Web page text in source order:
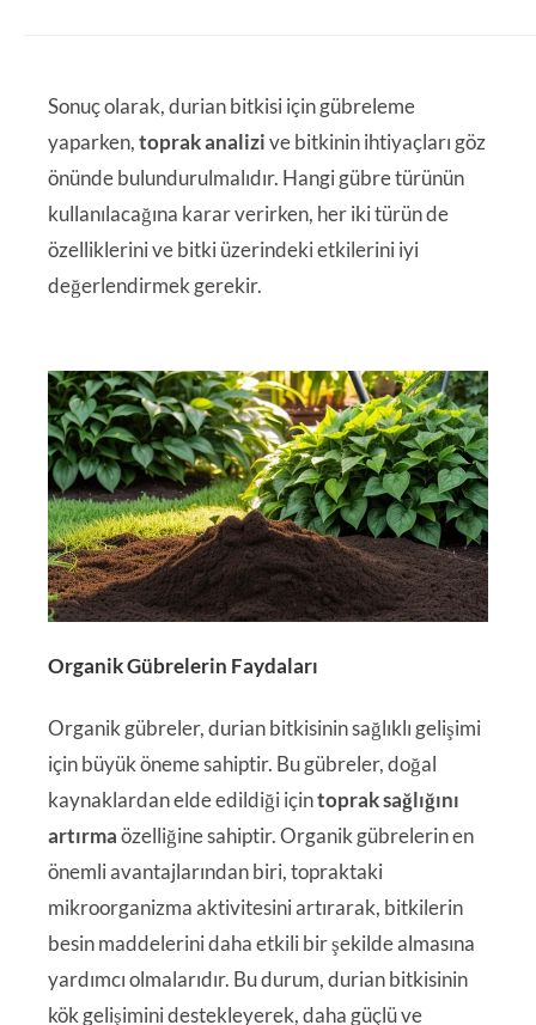
Sonuç olarak, durian bitkisi için gübreleme
yaparken,toprak analizive bitkinin ihtiyaçları göz
önünde bulundurulmalıdır. Hangi gübre türünün
kullanılacağına karar verirken, her iki türün de
özelliklerini ve bitki üzerindeki etkilerini iyi
değerlendirmek gerekir.
Organik Gübrelerin Faydaları
Organik gübreler, durian bitkisinin sağlıklı gelişimi
için büyük öneme sahiptir. Bu gübreler, doğal
kaynaklardan elde edildiği içintoprak sağlığını
artırmaözelliğine sahiptir. Organik gübrelerin en
önemli avantajlarından biri, topraktaki
mikroorganizma aktivitesini artırarak, bitkilerin
besin maddelerini daha etkili bir şekilde almasına
yardımcı olmalarıdır. Bu durum, durian bitkisinin
kök gelişimini destekleyerek, daha güçlü ve